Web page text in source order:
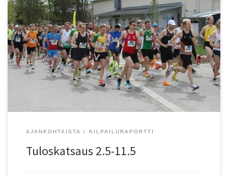
Menestystä maantiellä. SAUL-SM-maantiekympillä piirin seurojen
urheilijat saavuttivat useita mestaruuksia ja mitaleita. Kilpailussa
tehtiin Suomen ennätys. 65-vuotiaissa KU-58:n Julian Critchlow
juoksi Suomen mestariksi ajalla 36.56. Entinen ikäluokan Suomen
ennätys oli Jukka Kauppilan 37.06 vuodelta 2023. Critchlow piti
hyvää vauhtia, myös vitosen väliaika 18.07 alitti ikäluokan SE-ajan
18.14. Espoon Tapioiden Klaus Kuusi […]
AJANKOHTAISTA KILPAILURAPORTTI
Tuloskatsaus 2.5-11.5